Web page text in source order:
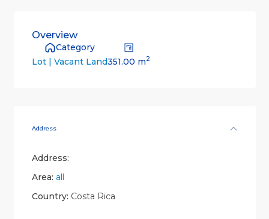
Overview
Category
Lot | Vacant Land351.00 m2
Address
Address:
Area: all
Country: Costa Rica